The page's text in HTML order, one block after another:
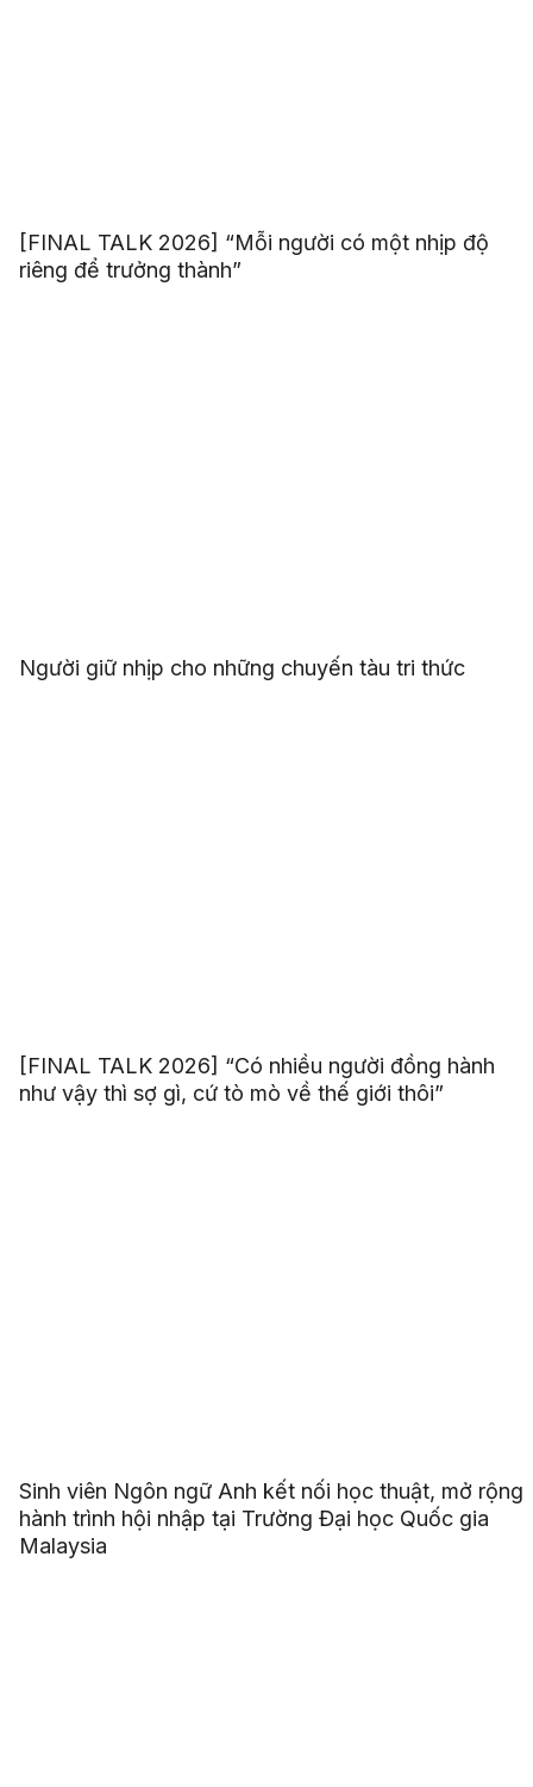
[FINAL TALK 2026] “Mỗi người có một nhịp độ
riêng để trưởng thành”
Người giữ nhịp cho những chuyến tàu tri thức
[FINAL TALK 2026] “Có nhiều người đồng hành
như vậy thì sợ gì, cứ tò mò về thế giới thôi”
Sinh viên Ngôn ngữ Anh kết nối học thuật, mở rộng
hành trình hội nhập tại Trường Đại học Quốc gia
Malaysia